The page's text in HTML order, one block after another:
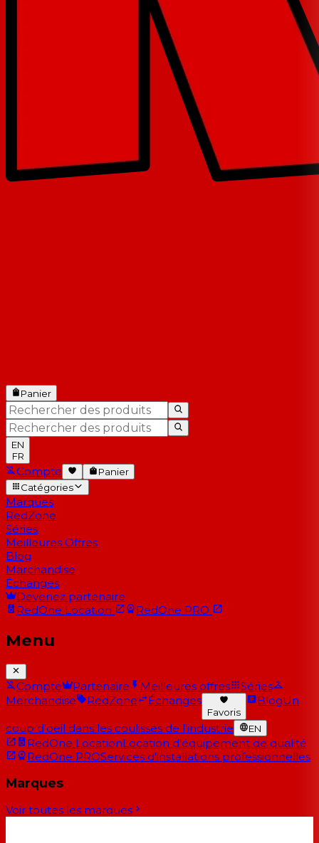
Panier
EN
FR
Compte
Panier
Catégories
Marques
RedZone
Séries
Meilleures Offres
Blog
Marchandise
Échanges
Devenez partenaire
RedOne Location RedOne PRO
Menu
Compte Partenaire Meilleures offres
Séries
Merchandise
RedZone Échanges
Favoris
BlogUn
coup d'oeil dans les coulisses de l'industrie EN
RedOne LocationLocation d'équipement de qualité
RedOne PROServices d'installations professionnelles
Marques
Voir toutes les marques